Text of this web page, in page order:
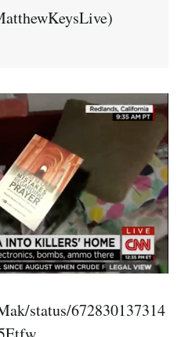
status/672830137314